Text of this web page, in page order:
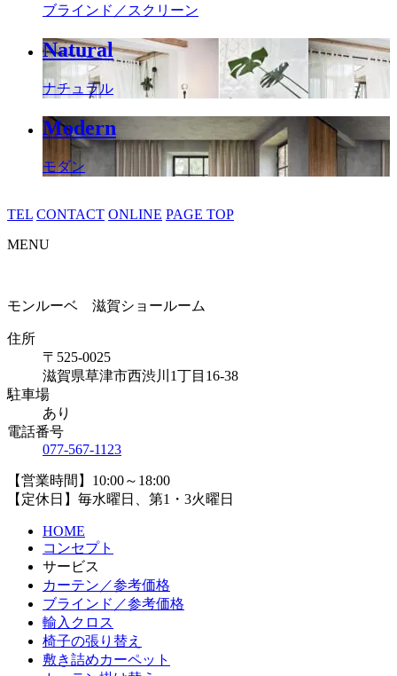
ブラインド／スクリーン
Natural
ナチュラル
Modern
モダン
TEL CONTACT ONLINE PAGE TOP
MENU
モンルーベ 滋賀ショールーム
住所
〒525-0025
滋賀県草津市西渋川1丁目16-38
駐車場
あり
電話番号
077-567-1123
【営業時間】10:00～18:00
【定休日】毎水曜日、第1・3火曜日
HOME
コンセプト
サービス
カーテン／参考価格
ブラインド／参考価格
輸入クロス
椅子の張り替え
敷き詰めカーペット